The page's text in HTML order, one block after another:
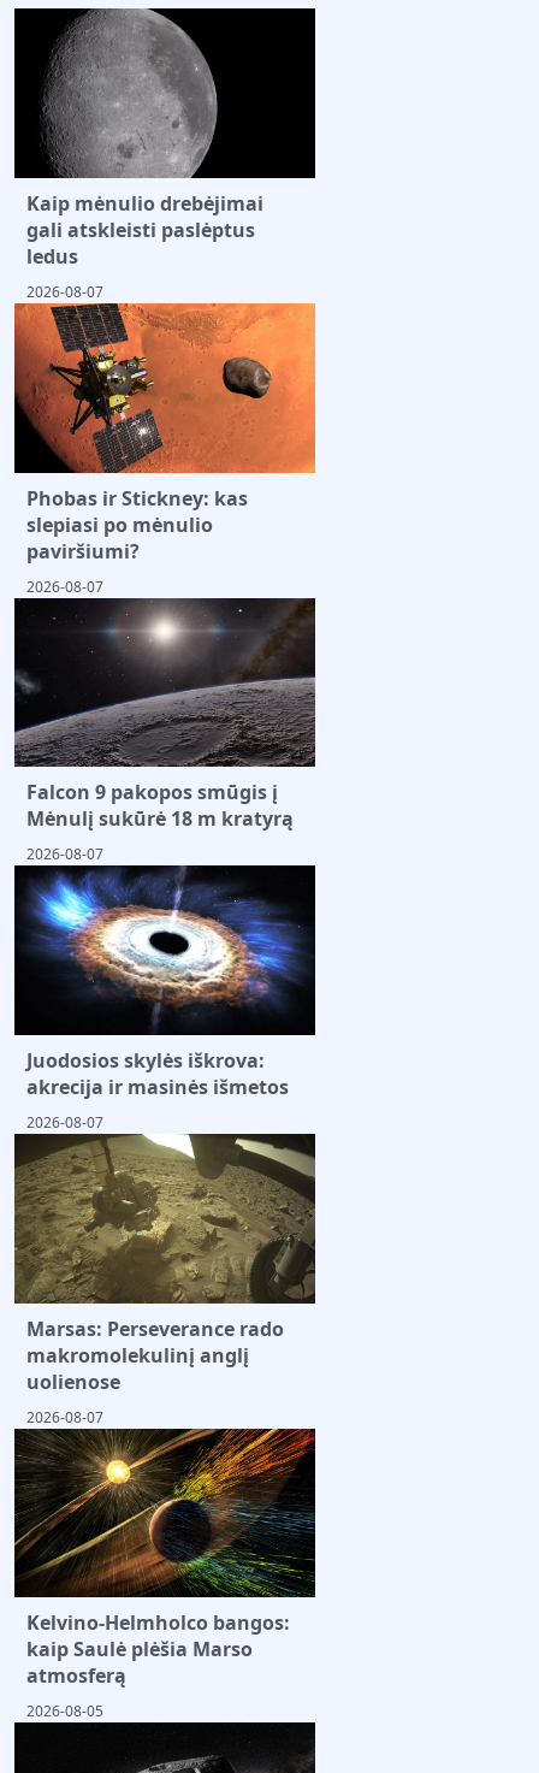
Kaip mėnulio drebėjimai
gali atskleisti paslėptus
ledus
2026-08-07
Phobas ir Stickney: kas
slepiasi po mėnulio
paviršiumi?
2026-08-07
Falcon 9 pakopos smūgis į
Mėnulį sukūrė 18 m kratyrą
2026-08-07
Juodosios skylės iškrova:
akrecija ir masinės išmetos
2026-08-07
Marsas: Perseverance rado
makromolekulinį anglį
uolienose
2026-08-07
Kelvino-Helmholco bangos:
kaip Saulė plėšia Marso
atmosferą
2026-08-05